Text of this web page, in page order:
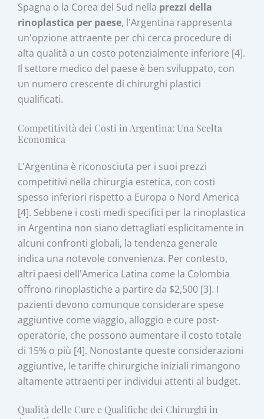
Spagna o la Corea del Sud nella prezzi della
rinoplastica per paese, l'Argentina rappresenta
un'opzione attraente per chi cerca procedure di
alta qualità a un costo potenzialmente inferiore [4].
Il settore medico del paese è ben sviluppato, con
un numero crescente di chirurghi plastici
qualificati.
Competitività dei Costi in Argentina: Una Scelta
Economica
L'Argentina è riconosciuta per i suoi prezzi
competitivi nella chirurgia estetica, con costi
spesso inferiori rispetto a Europa o Nord America
[4]. Sebbene i costi medi specifici per la rinoplastica
in Argentina non siano dettagliati esplicitamente in
alcuni confronti globali, la tendenza generale
indica una notevole convenienza. Per contesto,
altri paesi dell'America Latina come la Colombia
offrono rinoplastiche a partire da $2,500 [3]. I
pazienti devono comunque considerare spese
aggiuntive come viaggio, alloggio e cure post-
operatorie, che possono aumentare il costo totale
di 15% o più [4]. Nonostante queste considerazioni
aggiuntive, le tariffe chirurgiche iniziali rimangono
altamente attraenti per individui attenti al budget.
Qualità delle Cure e Qualifiche dei Chirurghi in